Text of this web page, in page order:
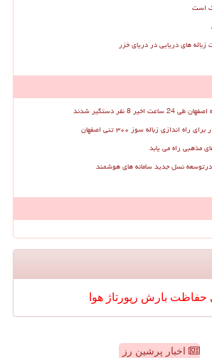
است
های دریایی در دریای خزر
زباله سوز ۳۰۰ تنی اصفهان
مذهبی راه می یابد
درتوسعه نسل جدید سامانه های هوشمند
حفاظت بارش رپورتاژ هوا
اخبار پرشین رز